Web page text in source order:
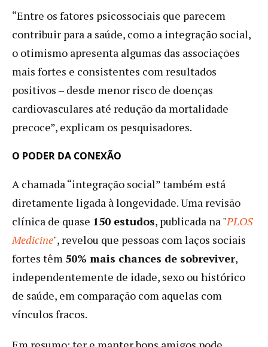
“Entre os fatores psicossociais que parecem
contribuir para a saúde, como a integração social,
o otimismo apresenta algumas das associações
mais fortes e consistentes com resultados
positivos – desde menor risco de doenças
cardiovasculares até redução da mortalidade
precoce”, explicam os pesquisadores.
O PODER DA CONEXÃO
A chamada “integração social” também está
diretamente ligada à longevidade. Uma revisão
clínica de quase 150 estudos, publicada na "PLOS
Medicine", revelou que pessoas com laços sociais
fortes têm 50% mais chances de sobreviver,
independentemente de idade, sexo ou histórico
de saúde, em comparação com aquelas com
vínculos fracos.